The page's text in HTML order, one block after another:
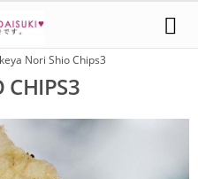
Nori Shio Chips3
CHIPS3